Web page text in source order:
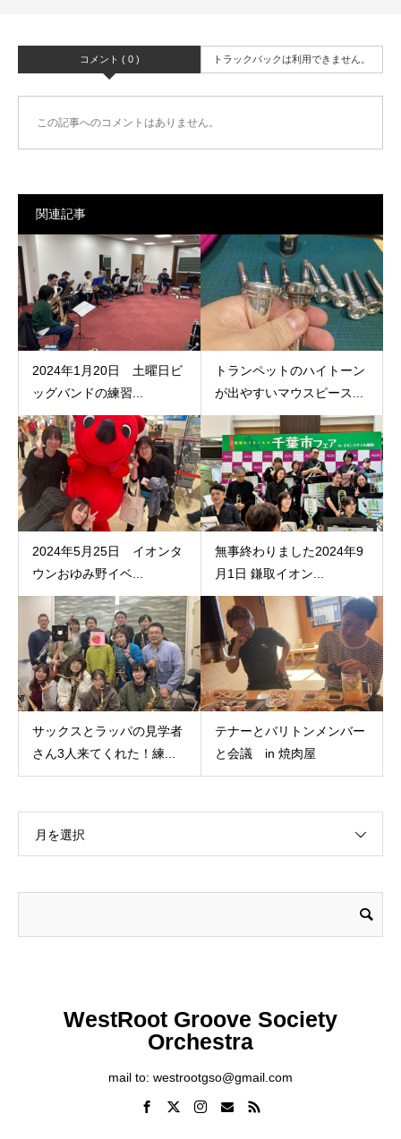
コメント ( 0 ) トラックバックは利用できません。
この記事へのコメントはありません。
関連記事
2024年1月20日 土曜日ビ
ッグバンドの練習...
トランペットのハイトーン
が出やすいマウスピース...
2024年5月25日 イオンタ
ウンおゆみ野イベ...
無事終わりました2024年9
月1日 鎌取イオン...
サックスとラッパの見学者
さん3人来てくれた！練...
テナーとバリトンメンバー
と会議 in 焼肉屋
月を選択
WestRoot Groove Society
Orchestra
mail to: westrootgso@gmail.com